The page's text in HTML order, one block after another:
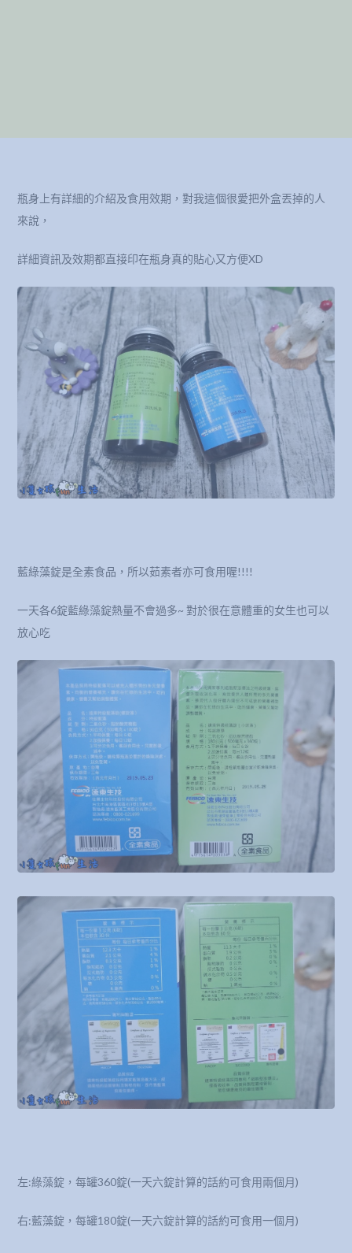
瓶身上有詳細的介紹及食用效期，對我這個很愛把外盒丟掉的人
來說，
詳細資訊及效期都直接印在瓶身真的貼心又方便XD
藍綠藻錠是全素食品，所以茹素者亦可食用喔!!!!
一天各6錠藍綠藻錠熱量不會過多~ 對於很在意體重的女生也可以
放心吃
左:綠藻錠，每罐360錠(一天六錠計算的話約可食用兩個月)
右:藍藻錠，每罐180錠(一天六錠計算的話約可食用一個月)